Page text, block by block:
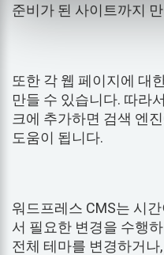
준비가 된 사이트까지
또한 각 웹 페이지에 대
만들 수 있습니다. 따라
크에 추가하면 검색 엔
도움이 됩니다.
워드프레스 CMS는 시
서 필요한 변경을 수행
전체 테마를 변경하거